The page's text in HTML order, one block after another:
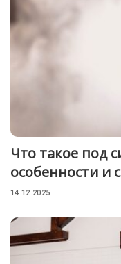
Что такое под
особенности и
14.12.2025